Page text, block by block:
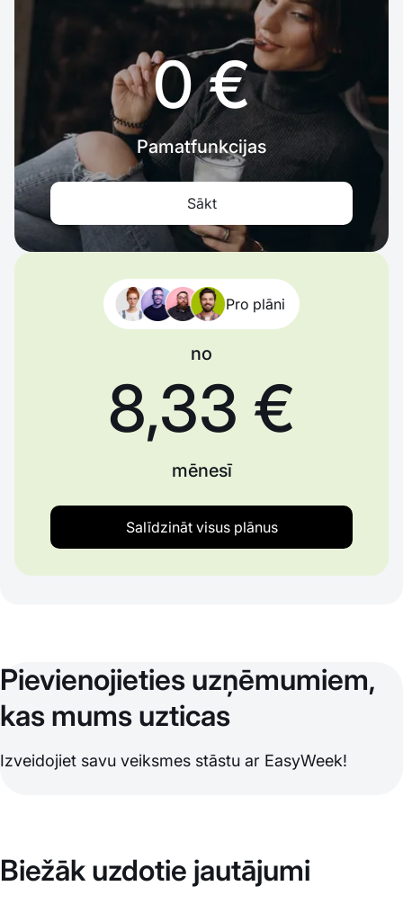
0 €
Pamatfunkcijas
Sākt
Pro plāni
no
8,33 €
mēnesī
Salīdzināt visus plānus
Pievienojieties uzņēmumiem,
kas mums uzticas
Izveidojiet savu veiksmes stāstu ar EasyWeek!
Biežāk uzdotie jautājumi